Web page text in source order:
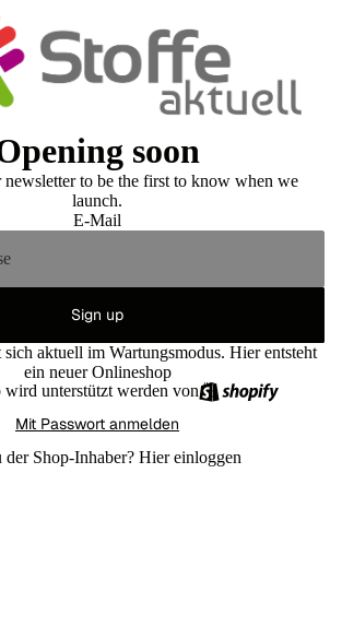
soon
to be the first to know when we
launch.
E-Mail
Sign up
aktuell im Wartungsmodus. Hier entsteht
ein neuer Onlineshop
wird unterstützt werden von
Mit Passwort anmelden
der Shop-Inhaber? Hier einloggen